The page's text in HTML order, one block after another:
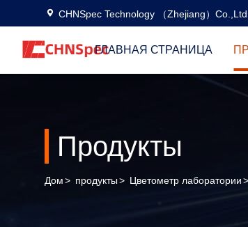
CHNSpec Technology （Zhejiang）Co.,Ltd
ГЛАВНАЯ СТРАНИЦА
Продукты
Дом> продукты> Цветометр лаборатории>